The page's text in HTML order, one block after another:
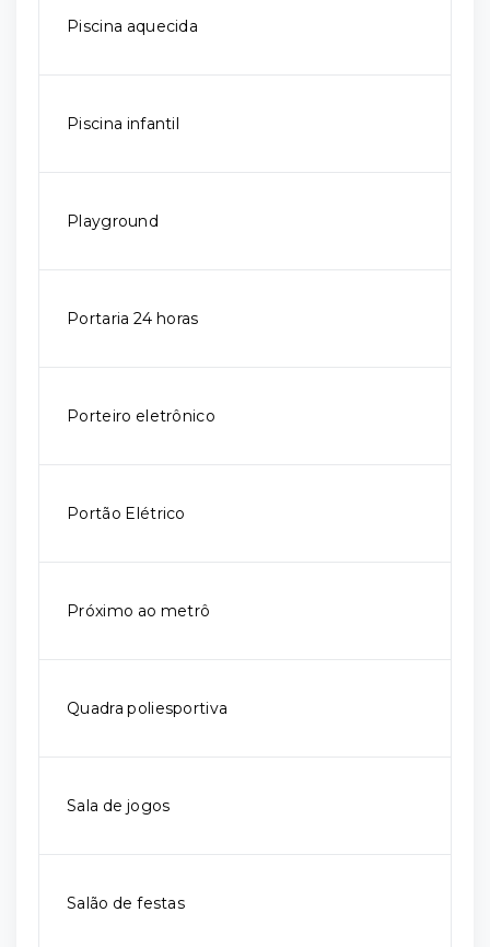
Piscina aquecida
Piscina infantil
Playground
Portaria 24 horas
Porteiro eletrônico
Portão Elétrico
Próximo ao metrô
Quadra poliesportiva
Sala de jogos
Salão de festas